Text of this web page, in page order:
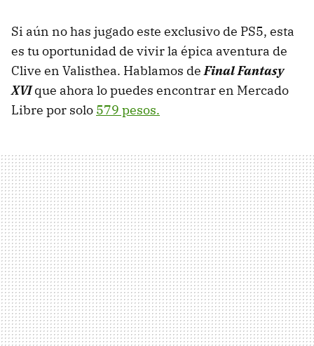
Si aún no has jugado este exclusivo de PS5, esta
es tu oportunidad de vivir la épica aventura de
Clive en Valisthea. Hablamos deFinal Fantasy
XVI que ahora lo puedes encontrar en Mercado
Libre por solo 579 pesos.